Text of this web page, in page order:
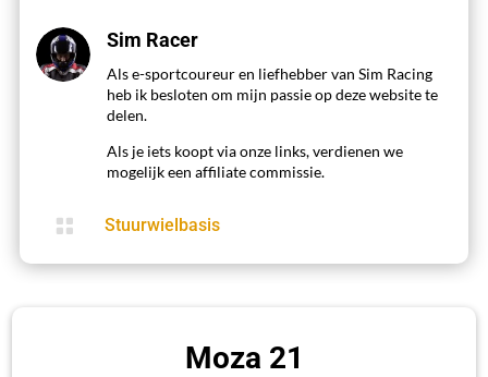
Sim Racer
Als e-sportcoureur en liefhebber van Sim Racing
heb ik besloten om mijn passie op deze website te
delen.
Als je iets koopt via onze links, verdienen we
mogelijk een affiliate commissie.
 Stuurwielbasis
Moza 21